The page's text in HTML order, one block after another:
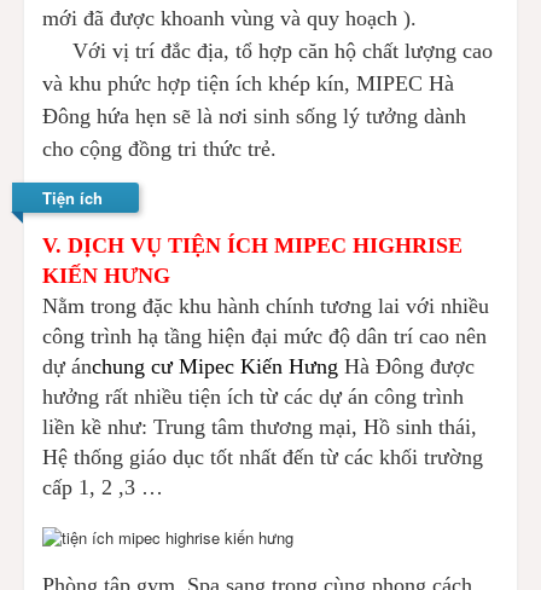
mới đã được khoanh vùng và quy hoạch ).
Với vị trí đắc địa, tổ hợp căn hộ chất lượng cao
và khu phức hợp tiện ích khép kín, MIPEC Hà
Đông hứa hẹn sẽ là nơi sinh sống lý tưởng dành
cho cộng đồng tri thức trẻ.
Tiện ích
V. DỊCH VỤ TIỆN ÍCH MIPEC HIGHRISE
KIẾN HƯNG
Nằm trong đặc khu hành chính tương lai với nhiều
công trình hạ tầng hiện đại mức độ dân trí cao nên
dự ánchung cư Mipec Kiến Hưng Hà Đông được
hưởng rất nhiều tiện ích từ các dự án công trình
liền kề như: Trung tâm thương mại, Hồ sinh thái,
Hệ thống giáo dục tốt nhất đến từ các khối trường
cấp 1, 2 ,3 …
Phòng tập gym, Spa sang trọng cùng phong cách